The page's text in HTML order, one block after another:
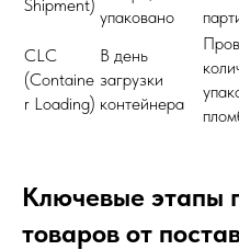
Shipment)
упаковано
CLC
(Containe
r Loading)
В день
загрузки
контейнера
Ключевые этапы
товаров от